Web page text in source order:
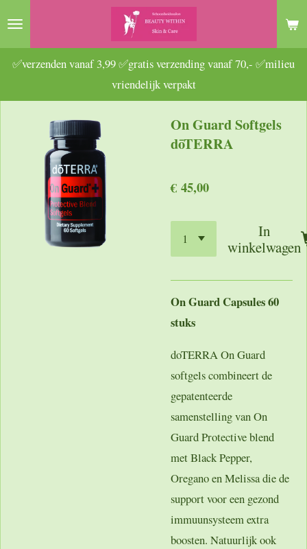
Ga
naar
hoofdinhoud
✅verzenden vanaf 3,99 ✅gratis verzending vanaf 70,- ✅milieu
vriendelijk verpakt
On Guard Softgels
dōTERRA
€ 45,00
In
winkelwagen
On Guard Capsules 60
stuks
doTERRA On Guard
softgels combineert de
gepatenteerde
samenstelling van On
Guard Protective blend
met Black Pepper,
Oregano en Melissa die de
support voor een gezond
immuunsysteem extra
boosten. Natuurlijk ook